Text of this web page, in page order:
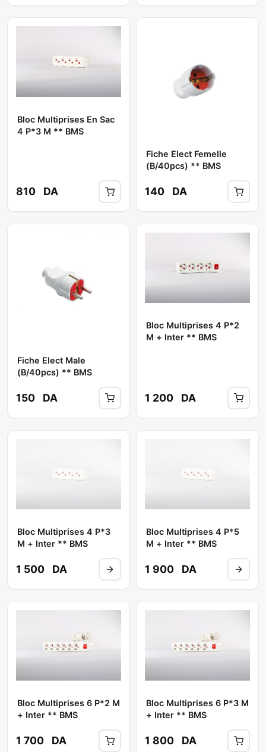
Bloc Multiprises En Sac
4 P*3 M ** BMS
810 DA
Fiche Elect Femelle
(b/40pcs) ** BMS
140 DA
Fiche Elect Male
(b/40pcs) ** BMS
150 DA
Bloc Multiprises 4 P*2
M + Inter ** BMS
1 200 DA
Bloc Multiprises 4 P*3
M + Inter ** BMS
1 500 DA
Bloc Multiprises 4 P*5
M + Inter ** BMS
1 900 DA
Bloc Multiprises 6 P*2 M
+ Inter ** BMS
1 700 DA
Bloc Multiprises 6 P*3 M
+ Inter ** BMS
1 800 DA